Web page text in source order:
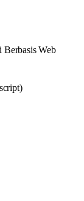
Berbasis Web